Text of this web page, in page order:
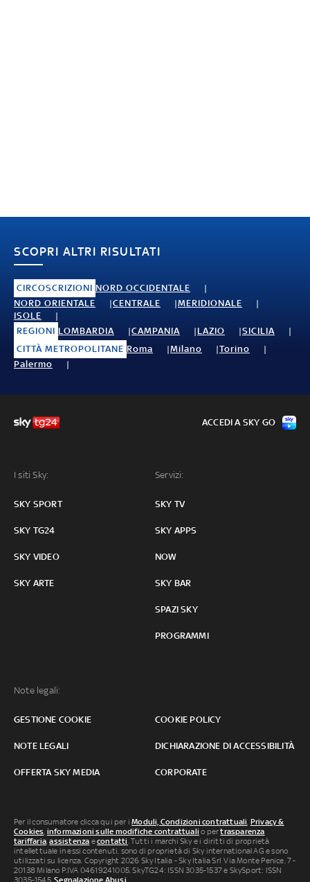
SCOPRI ALTRI RISULTATI
CIRCOSCRIZIONI NORD OCCIDENTALE
NORD ORIENTALE
CENTRALE
MERIDIONALE
ISOLE
REGIONI LOMBARDIA CAMPANIA LAZIO
SICILIA
CITTÀ METROPOLITANE Roma Milano
Torino
Palermo
I siti Sky:
SKY SPORT
SKY TG24
SKY VIDEO
SKY ARTE
Servizi:
SKY TV
SKY APPS
NOW
SKY BAR
SPAZI SKY
PROGRAMMI
Note legali:
GESTIONE COOKIE COOKIE POLICY
NOTE LEGALI DICHIARAZIONE DI ACCESSIBILITÀ
OFFERTA SKY MEDIA CORPORATE
ACCEDI A SKY GO
Per il consumatore clicca qui per iModuli, Condizioni contrattuali, Privacy &
Cookies, informazioni sulle modifiche contrattuali o pertrasparenza
tariffaria,assistenza econtatti. Tutti i marchi Sky e i diritti di proprietà
intellettuale in essi contenuti, sono di proprietà di Sky international AG e sono
utilizzati su licenza. Copyright 2026 Sky Italia - Sky Italia Srl Via Monte Penice, 7 -
20138 Milano P.IVA 04619241005. SkyTG24: ISSN 3035-1537 e SkySport: ISSN
3035-1545.Segnalazione Abusi